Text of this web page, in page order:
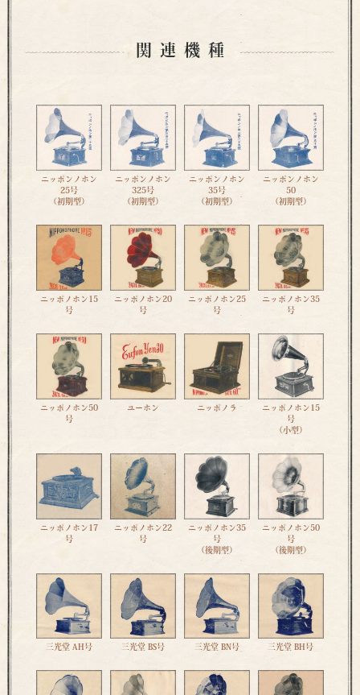
関連機種
ニッポンノホン
25号
（初期型）
ニッポンノホン
325号
（初期型）
ニッポンノホン
35号
（初期型）
ニッポンノホン
50
（初期型）
ニッポノホン15
号
ニッポノホン20
号
ニッポノホン25
号
ニッポノホン35
号
ニッポノホン50
号
ユーホン ニッポノラ
ニッポノホン15
号
（小型）
ニッポノホン17
号
ニッポノホン22
号
ニッポノホン35
号
（後期型）
ニッポノホン50
号
（後期型）
三光堂 AH号 三光堂 BS号 三光堂 BN号 三光堂 BH号